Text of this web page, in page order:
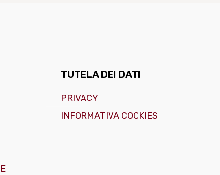
TUTELA DEI DATI
PRIVACY
INFORMATIVA COOKIES